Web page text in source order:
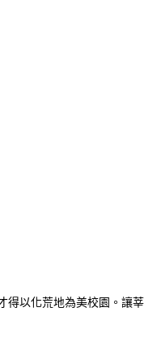
得以化荒地為美校園。讓莘